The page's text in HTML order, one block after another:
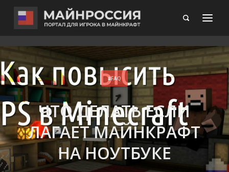
FAQ
ЧТО ДЕЛАТЬ ЕСЛИ
ЛАГАЕТ МАЙНКРАФТ
НА НОУТБУКЕ